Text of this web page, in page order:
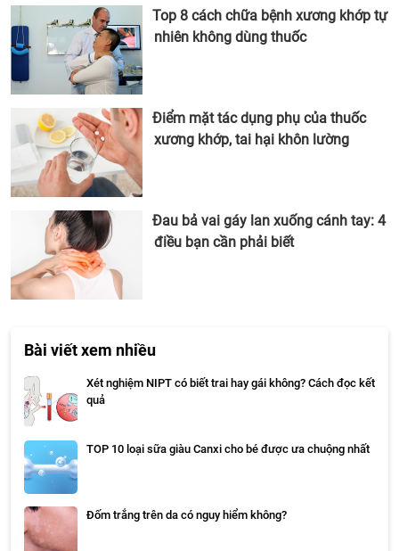
Top 8 cách chữa bệnh xương khớp tự
nhiên không dùng thuốc
Điểm mặt tác dụng phụ của thuốc
xương khớp, tai hại khôn lường
Đau bả vai gáy lan xuống cánh tay: 4
điều bạn cần phải biết
Bài viết xem nhiều
Xét nghiệm NIPT có biết trai hay gái không? Cách đọc kết
quả
TOP 10 loại sữa giàu Canxi cho bé được ưa chuộng nhất
Đốm trắng trên da có nguy hiểm không?